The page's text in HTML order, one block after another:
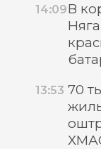
14:09В
13:53 70